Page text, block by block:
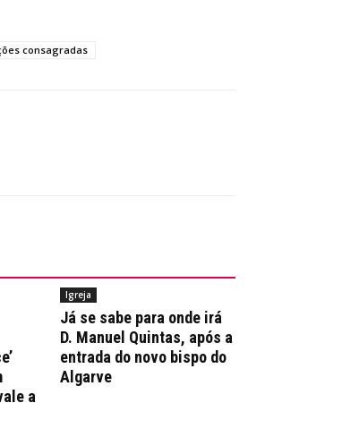
consagradas
a
Igreja
Já se sabe para onde irá
D. Manuel Quintas, após a
entrada do novo bispo do
Algarve